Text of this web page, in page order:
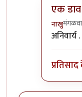
एक
नाखु
In